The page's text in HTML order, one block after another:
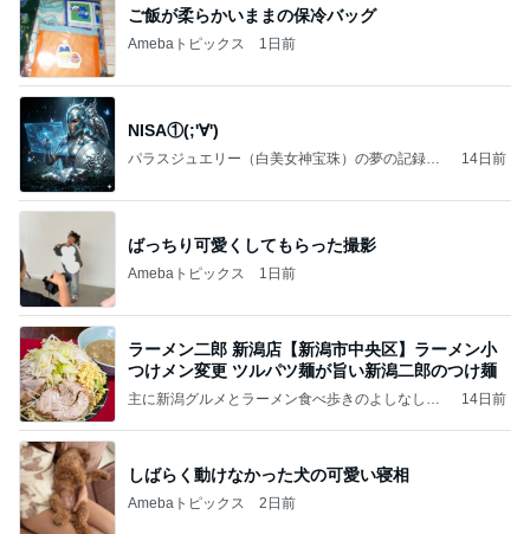
ご飯が柔らかいままの保冷バッグ
Amebaトピックス 1日前
NISA①(;'∀')
パラスジュエリー（白美女神宝珠）の夢の記録
14日前
ばっちり可愛くしてもらった撮影
Amebaトピックス 1日前
ラーメン二郎 新潟店【新潟市中央区】ラーメン小
つけメン変更 ツルパツ麺が旨い新潟二郎のつけ麺
主に新潟グルメとラーメン食べ歩きのよしなしご
14日前
しばらく動けなかった犬の可愛い寝相
Amebaトピックス 2日前